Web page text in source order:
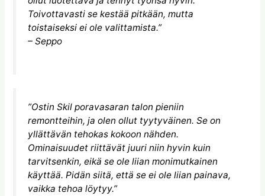
Toivottavasti se kestää pitkään, mutta
toistaiseksi ei ole valittamista.”
– Seppo
”Ostin Skil poravasaran talon pieniin
remontteihin, ja olen ollut tyytyväinen. Se on
yllättävän tehokas kokoon nähden.
Ominaisuudet riittävät juuri niin hyvin kuin
tarvitsenkin, eikä se ole liian monimutkainen
käyttää. Pidän siitä, että se ei ole liian painava,
vaikka tehoa löytyy.”